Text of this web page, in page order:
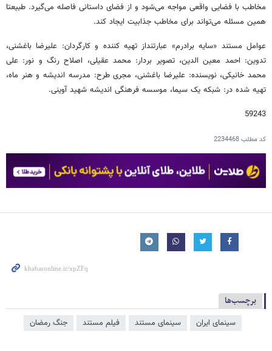
مخاطب با فضایی واقعی مواجه می‌شود و از فضای داستانی فاصله می‌گیرد. طبیعتا
همین مسئله می‌تواند برای مخاطب جذابیت ایجاد کند.
عوامل مستند «سایه برادرم» عبارتنداز تهیه کننده و کارگردان: علیرضا باغشنی،
تدوین: احمد معین الدین، تصویر بردار: محمد عقیلی، اصلاح رنگ و نور: علی
محمد خانیکی، نویسنده: علیرضا باغشنی، مجری طرح: مدرسه اندیشه و هنر ماه،
تهیه شده در: شبکه یک سیما، موسسه فرهنگی اندیشه شهید آوینی.
59243
کد مطلب2234468
برچسب‌ها
سینمای ایران سینمای مستند فیلم مستند جنگ رمضان